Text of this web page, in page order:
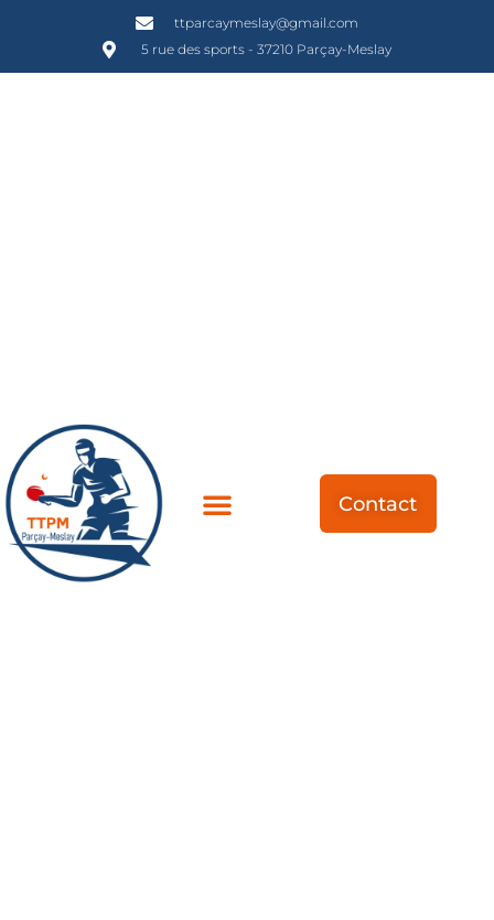
ttparcaymeslay@gmail.com
5 rue des sports - 37210 Parçay-Meslay
Contact